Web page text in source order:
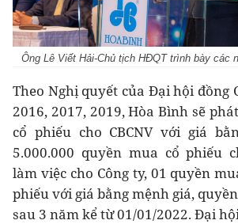
Ông Lê Viết Hải-Chủ tịch HĐQT trình bày các
Theo Nghị quyết của Đại hội đồng
2016, 2017, 2019, Hòa Bình sẽ
cổ phiếu cho CBCNV với giá
5.000.000 quyền mua cổ phiếu
làm việc cho Công ty, 01 quyền
phiếu với giá bằng mệnh giá,
sau 3 năm kể từ 01/01/2022. Đại